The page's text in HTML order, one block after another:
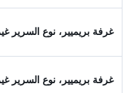
غرفة بريميير، نوع السرير
غرفة بريميير، نوع السرير